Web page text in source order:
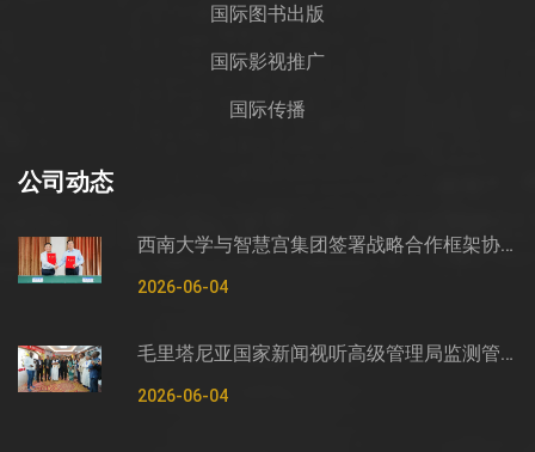
国际图书出版
国际影视推广
国际传播
公司动态
西南大学与智慧宫集团签署战略合作框架协议
2026-06-04
毛里塔尼亚国家新闻视听高级管理局监测管控司司长穆罕默德·哈桑·埃萨利姆一行莅临智慧宫调研
2026-06-04